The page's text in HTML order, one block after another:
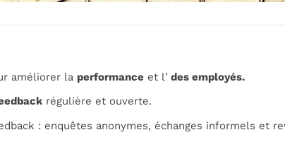
améliorer la performance et l’ des employés.
régulière et ouverte.
: enquêtes anonymes, échanges informels et